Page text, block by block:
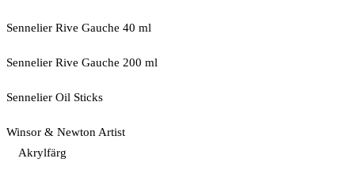
Sennelier Rive Gauche 40 ml
Sennelier Rive Gauche 200 ml
Sennelier Oil Sticks
Winsor & Newton Artist
Akrylfärg